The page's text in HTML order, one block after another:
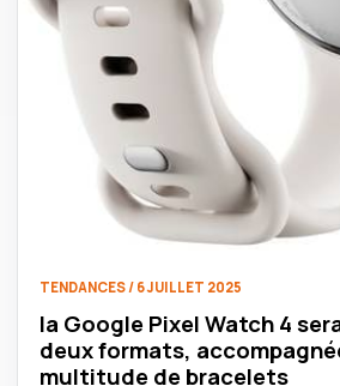
TENDANCES / 6 JUILLET 2025
la Google Pixel Watch 4
deux formats,
multitude de bracelets